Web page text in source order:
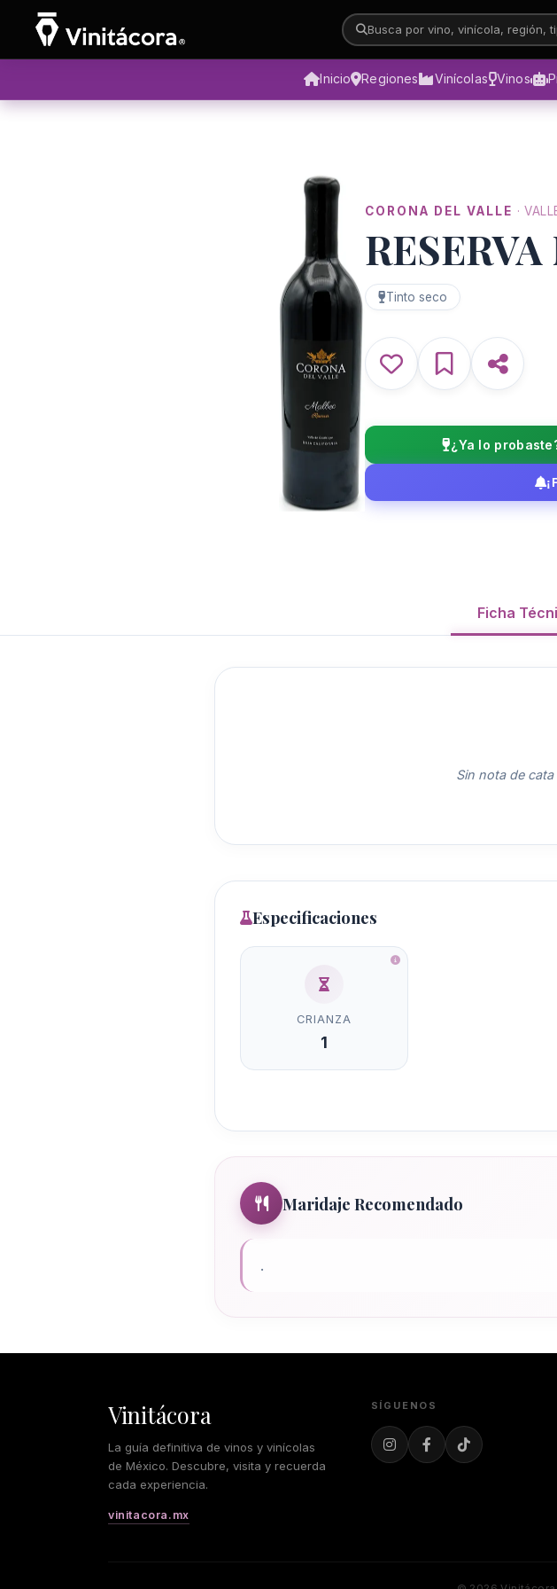
Busca por vino, vinícola, región,
Inicio Regiones Vinícolas Vinos
CORONA DEL VALLE ·
Tinto seco
¿Ya lo
Ficha
Sin nota de
Especificaciones
CRIANZA
1
Maridaje Recomendado
.
Vinitácora
La guía definitiva de vinos y vinícolas
de México. Descubre, visita y recuerda
cada experiencia.
vinitacora.mx
SÍGUENOS